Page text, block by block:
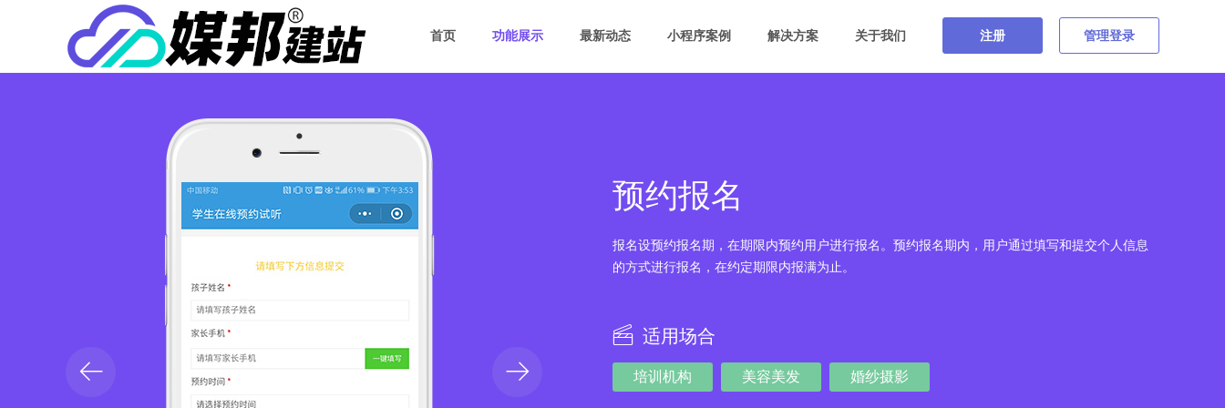
首页 功能展示 最新动态 小程序案例 解决方案 关于我们 注册 管理登录
预约报名
报名设预约报名期，在期限内预约用户进行报名。预约报名期内，用户通过填写和提交个人信息
的方式进行报名，在约定期限内报满为止。
适用场合
培训机构 美容美发 婚纱摄影